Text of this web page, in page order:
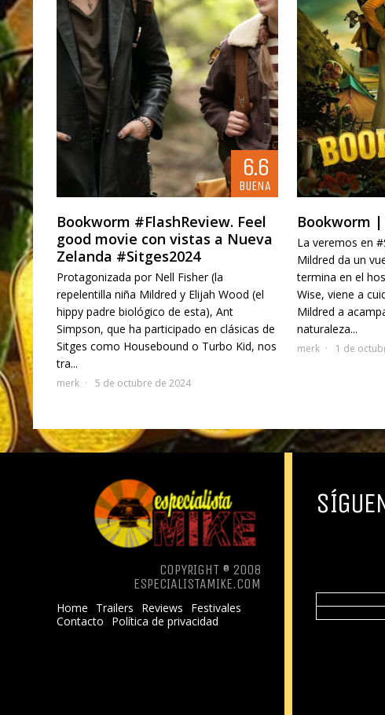
6.6
BUENA
Bookworm #FlashReview. Feel
good movie con vistas a Nueva
Zelanda #Sitges2024
Protagonizada por Nell Fisher (la
repelentilla niña Mildred y Elijah Wood (el
hippy padre biológico de esta), Ant
Simpson, que ha participado en clásicas de
Sitges como Housebound o Turbo Kid, nos
tra...
merk 5 de octubre de 2024
Bookworm
La veremos en
Mildred da un
termina en el
Wise, viene a
Mildred a
naturaleza...
merk 1 de
COPYRIGHT ® 2008
ESPECIALISTAMIKE.COM
Home Trailers Reviews
Festivales
Contacto
Política de privacidad